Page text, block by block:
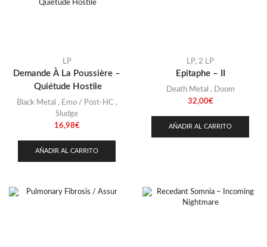
LP
Demande À La Poussière –
Quiétude Hostile
Black Metal , Emo / Post-HC ,
Sludge
16,98€
AÑADIR AL CARRITO
LP, 2 LP
Epitaphe – II
Death Metal ,
Doom
32,00€
AÑADIR AL CARRITO